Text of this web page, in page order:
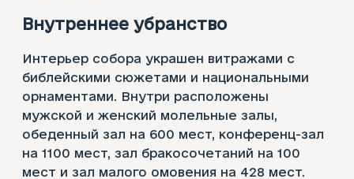
Внутреннее убранство
Интерьер собора украшен витражами с
библейскими сюжетами и национальными
орнаментами. Внутри расположены
мужской и женский молельные залы,
обеденный зал на 600 мест, конференц-зал
на 1100 мест, зал бракосочетаний на 100
мест и зал малого омовения на 428 мест.